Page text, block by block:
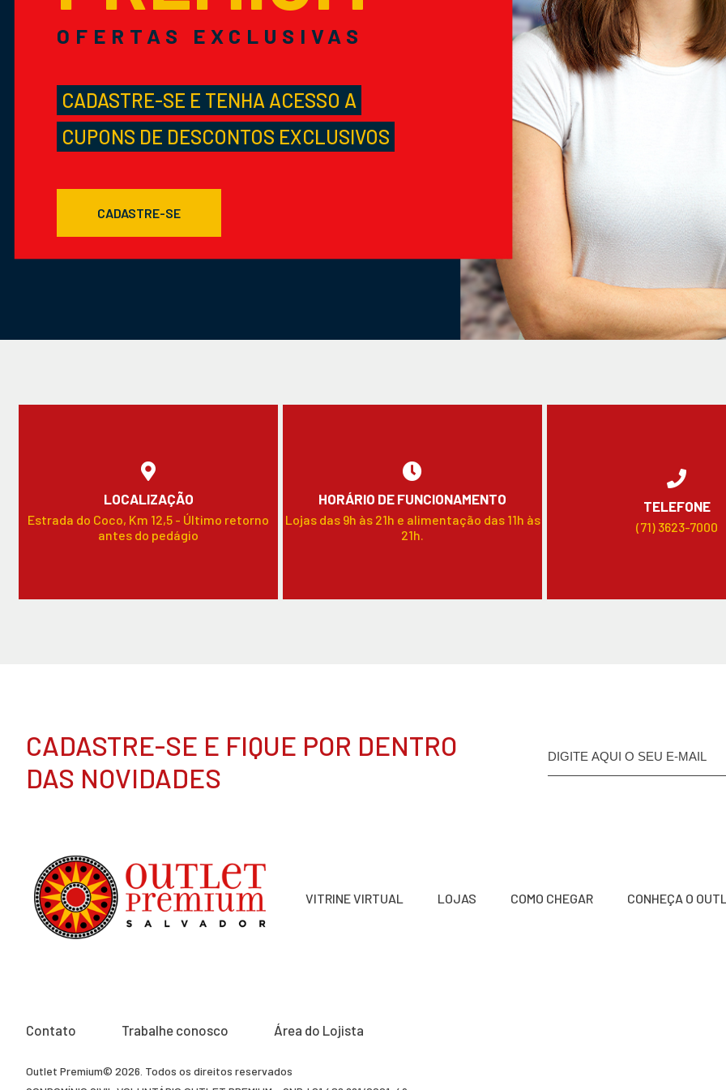
OFERTAS EXCLUSIVAS
CADASTRE-SE E TENHA ACESSO A
CUPONS DE DESCONTOS EXCLUSIVOS
CADASTRE-SE
LOCALIZAÇÃO
Estrada do Coco, Km 12,5 - Último retorno
antes do pedágio
HORÁRIO DE FUNCIONAMENTO
Lojas das 9h às 21h e alimentação das 11h às
21h.
TELEFONE
(71) 3623-7000
CADASTRE-SE E FIQUE POR DENTRO
DAS NOVIDADES
VITRINE VIRTUAL LOJAS COMO CHEGAR CONHEÇA O
Contato Trabalhe conosco Área do Lojista
Outlet Premium© 2026. Todos os direitos reservados